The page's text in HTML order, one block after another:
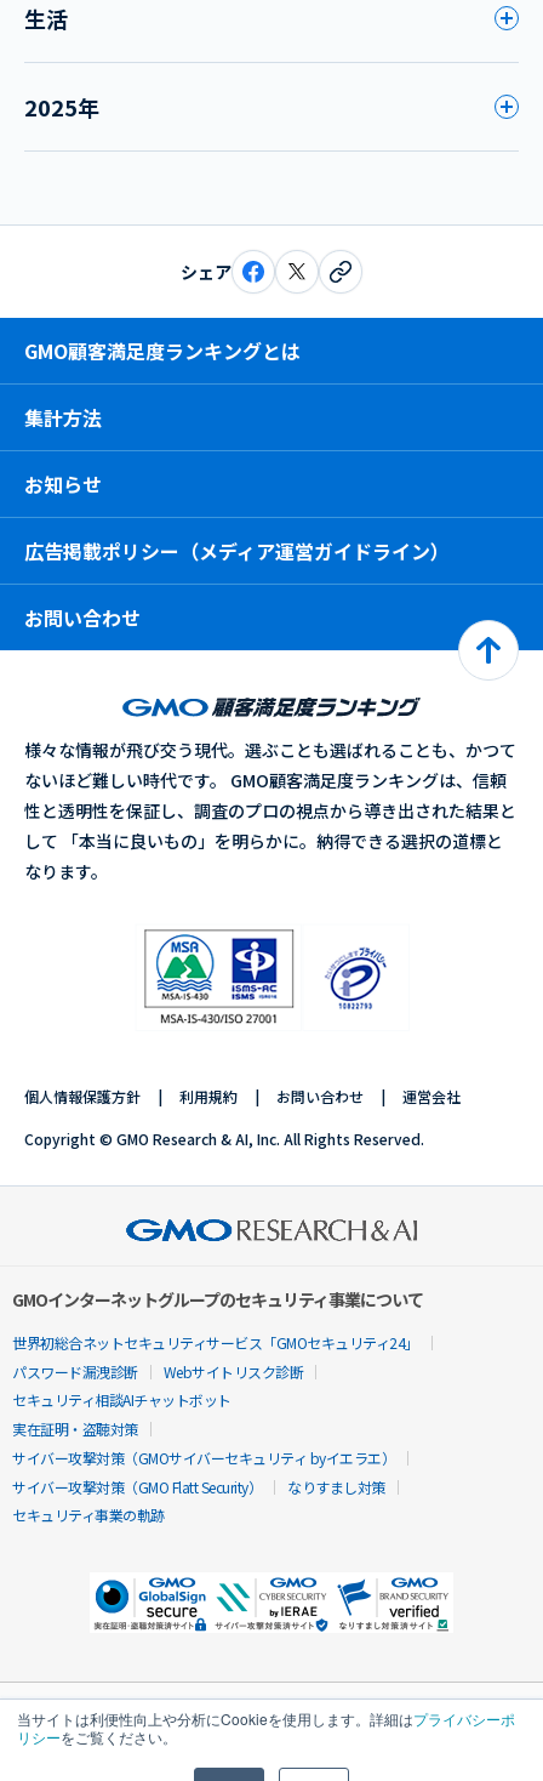
当サイトは利便性向上や分析にCookieを使用します。詳細はプライバシーポ
リシーをご覧ください。
生活
2025年
シェア
GMO顧客満足度ランキングとは
集計方法
お知らせ
広告掲載ポリシー（メディア運営ガイドライン）
お問い合わせ
様々な情報が飛び交う現代。選ぶことも選ばれることも、かつて
ないほど難しい時代です。 GMO顧客満足度ランキングは、信頼
性と透明性を保証し、調査のプロの視点から導き出された結果と
して 「本当に良いもの」を明らかに。納得できる選択の道標と
なります。
個人情報保護方針 利用規約 お問い合わせ 運営会社
Copyright © GMO Research & AI, Inc. All Rights Reserved.
GMOインターネットグループのセキュリティ事業について
世界初総合ネットセキュリティサービス「GMOセキュリティ24」
パスワード漏洩診断
Webサイトリスク診断
セキュリティ相談AIチャットボット
実在証明・盗聴対策
サイバー攻撃対策（GMOサイバーセキュリティ byイエラエ）
サイバー攻撃対策（GMO Flatt Security）
なりすまし対策
セキュリティ事業の軌跡